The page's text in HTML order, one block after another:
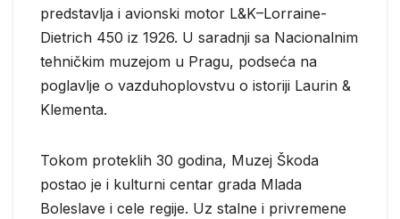
predstavlja i avionski motor L&K–Lorraine-
Dietrich 450 iz 1926. U saradnji sa Nacionalnim
tehničkim muzejom u Pragu, podseća na
poglavlje o vazduhoplovstvu o istoriji Laurin &
Klementa.
Tokom proteklih 30 godina, Muzej Škoda
postao je i kulturni centar grada Mlada
Boleslave i cele regije. Uz stalne i privremene